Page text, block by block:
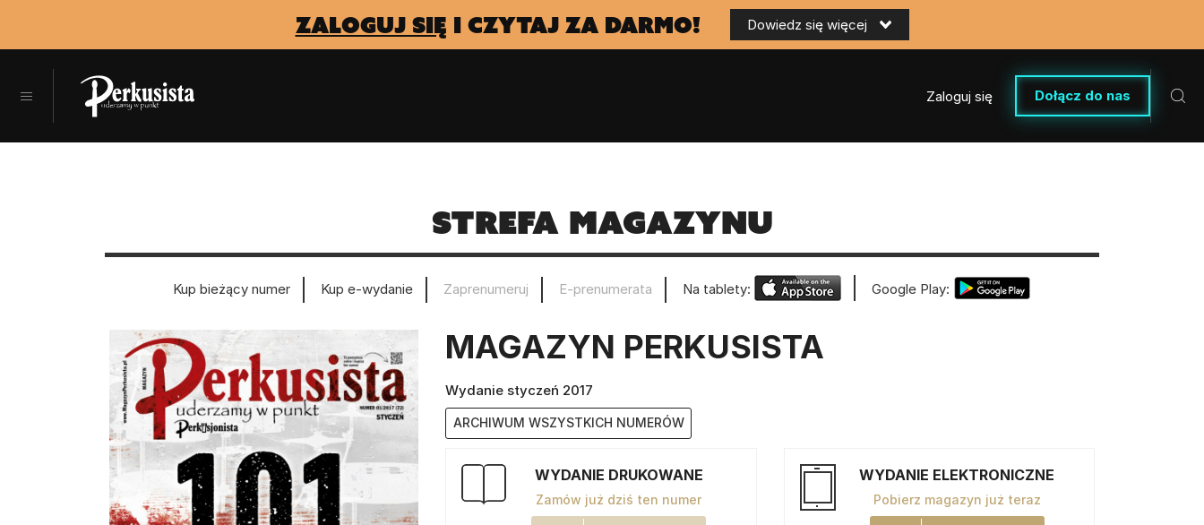
zaloguj się i czytaj za darmo! Dowiedz się więcej
Zaloguj się Dołącz do nas
Strefa magazynu
Kup bieżący numer Kup e-wydanie Zaprenumeruj E-prenumerata Na tablety: Google Play:
MAGAZYN PERKUSISTA
Wydanie styczeń 2017
ARCHIWUM WSZYSTKICH NUMERÓW
WYDANIE DRUKOWANE
Zamów już dziś ten numer
WYDANIE ELEKTRONICZNE
Pobierz magazyn już teraz